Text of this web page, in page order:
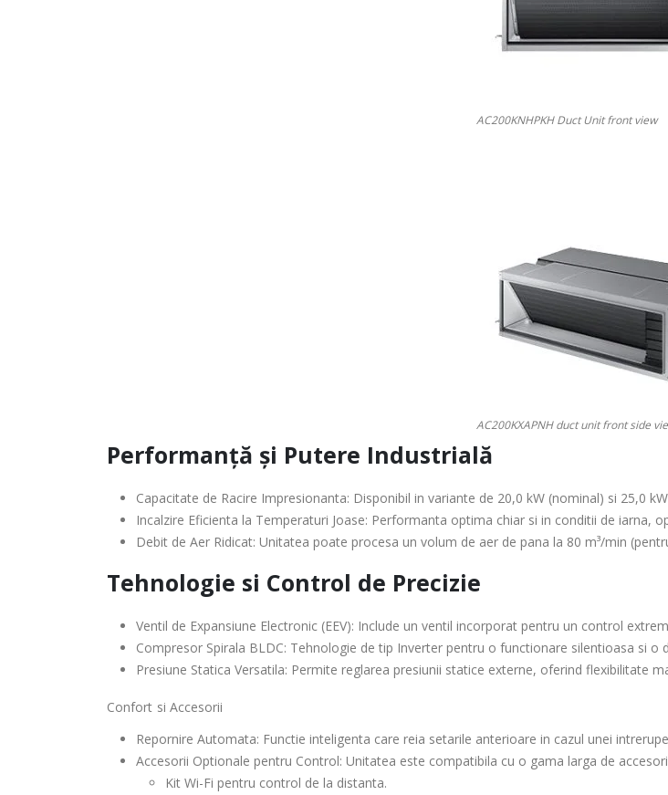
AC200KNHPKH Duct Unit front view
AC200KXAPNH duct unit front side
Performanță și Putere Industrială
Capacitate de Racire Impresionanta: Disponibil in variante de 20,0 kW (nominal) si 25,0
Incalzire Eficienta la Temperaturi Joase: Performanta optima chiar si in conditii de iarna,
Debit de Aer Ridicat: Unitatea poate procesa un volum de aer de pana la 80 m³/min
Tehnologie si Control de Precizie
Ventil de Expansiune Electronic (EEV): Include un ventil incorporat pentru un control
Compresor Spirala BLDC: Tehnologie de tip Inverter pentru o functionare silentioasa si o
Presiune Statica Versatila: Permite reglarea presiunii statice externe, oferind flexibilitate
Confort si Accesorii
Repornire Automata: Functie inteligenta care reia setarile anterioare in cazul unei
Accesorii Optionale pentru Control: Unitatea este compatibila cu o gama larga de
Kit Wi-Fi pentru control de la distanta.